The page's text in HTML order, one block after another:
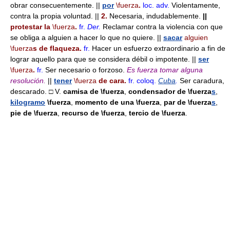
obrar consecuentemente. || por \fuerza. loc. adv. Violentamente,
contra la propia voluntad. || 2. Necesaria, indudablemente. ||
protestar la \fuerza. fr. Der. Reclamar contra la violencia con que
se obliga a alguien a hacer lo que no quiere. || sacar alguien
\fuerzas de flaqueza. fr. Hacer un esfuerzo extraordinario a fin de
lograr aquello para que se considera débil o impotente. || ser
\fuerza. fr. Ser necesario o forzoso. Es fuerza tomar alguna
resolución. || tener \fuerza de cara. fr. coloq. Cuba Ser caradura,
descarado. □ V. camisa de \fuerza condensador de \fuerzas
kilogramo \fuerza momento de una \fuerza par de \fuerzas
pie de \fuerza recurso de \fuerza tercio de \fuerza